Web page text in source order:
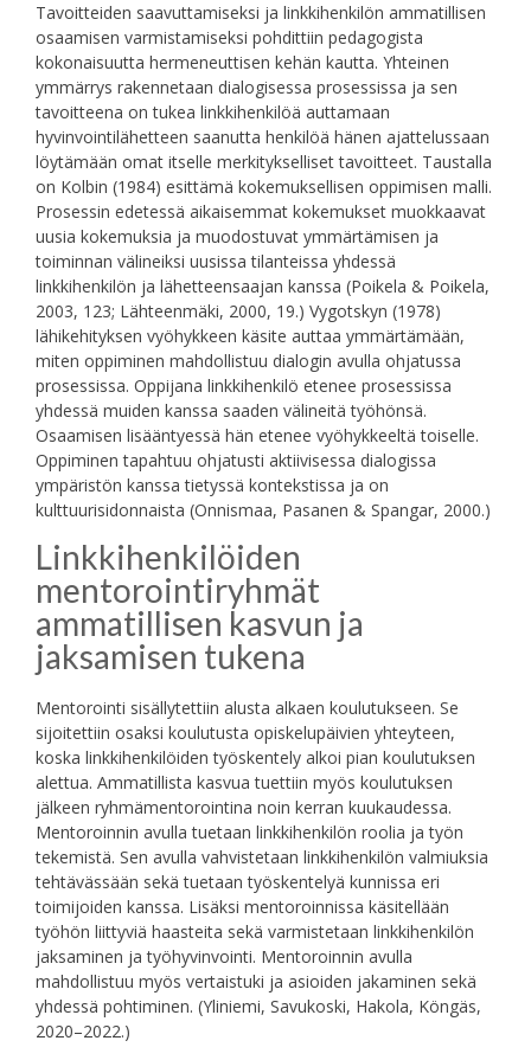
Tavoitteiden saavuttamiseksi ja linkkihenkilön ammatillisen
osaamisen varmistamiseksi pohdittiin pedagogista
kokonaisuutta hermeneuttisen kehän kautta. Yhteinen
ymmärrys rakennetaan dialogisessa prosessissa ja sen
tavoitteena on tukea linkkihenkilöä auttamaan
hyvinvointilähetteen saanutta henkilöä hänen ajattelussaan
löytämään omat itselle merkitykselliset tavoitteet. Taustalla
on Kolbin (1984) esittämä kokemuksellisen oppimisen malli.
Prosessin edetessä aikaisemmat kokemukset muokkaavat
uusia kokemuksia ja muodostuvat ymmärtämisen ja
toiminnan välineiksi uusissa tilanteissa yhdessä
linkkihenkilön ja lähetteensaajan kanssa (Poikela & Poikela,
2003, 123; Lähteenmäki, 2000, 19.) Vygotskyn (1978)
lähikehityksen vyöhykkeen käsite auttaa ymmärtämään,
miten oppiminen mahdollistuu dialogin avulla ohjatussa
prosessissa. Oppijana linkkihenkilö etenee prosessissa
yhdessä muiden kanssa saaden välineitä työhönsä.
Osaamisen lisääntyessä hän etenee vyöhykkeeltä toiselle.
Oppiminen tapahtuu ohjatusti aktiivisessa dialogissa
ympäristön kanssa tietyssä kontekstissa ja on
kulttuurisidonnaista (Onnismaa, Pasanen & Spangar, 2000.)
Linkkihenkilöiden
mentorointiryhmät
ammatillisen kasvun ja
jaksamisen tukena
Mentorointi sisällytettiin alusta alkaen koulutukseen. Se
sijoitettiin osaksi koulutusta opiskelupäivien yhteyteen,
koska linkkihenkilöiden työskentely alkoi pian koulutuksen
alettua. Ammatillista kasvua tuettiin myös koulutuksen
jälkeen ryhmämentorointina noin kerran kuukaudessa.
Mentoroinnin avulla tuetaan linkkihenkilön roolia ja työn
tekemistä. Sen avulla vahvistetaan linkkihenkilön valmiuksia
tehtävässään sekä tuetaan työskentelyä kunnissa eri
toimijoiden kanssa. Lisäksi mentoroinnissa käsitellään
työhön liittyviä haasteita sekä varmistetaan linkkihenkilön
jaksaminen ja työhyvinvointi. Mentoroinnin avulla
mahdollistuu myös vertaistuki ja asioiden jakaminen sekä
yhdessä pohtiminen. (Yliniemi, Savukoski, Hakola, Köngäs,
2020–2022.)